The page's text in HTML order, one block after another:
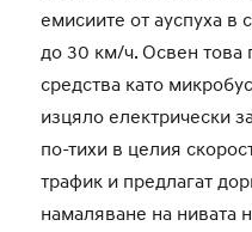
емисиите от ауспуха в
до 30 км/ч. Освен това
средства като
изцяло електрически
по-тихи в целия
трафик и предлагат
намаляване на нивата